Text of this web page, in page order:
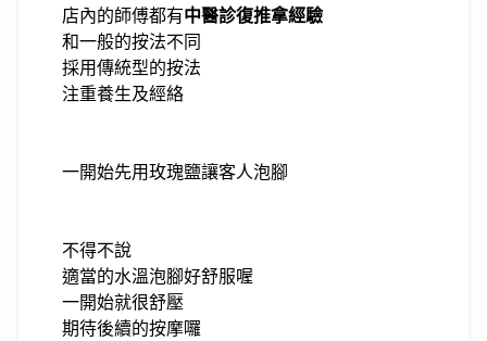
店內的師傅都有中醫診復推拿經驗
和一般的按法不同
採用傳統型的按法
注重養生及經絡
一開始先用玫瑰鹽讓客人泡腳
不得不說
適當的水溫泡腳好舒服喔
一開始就很舒壓
期待後續的按摩囉